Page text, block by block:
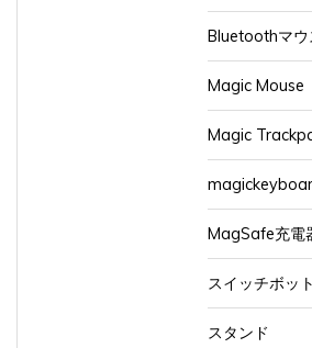
Bluetoothマウ
Magic Mouse
Magic
MagSafe充電
スイッチボット
スタンド